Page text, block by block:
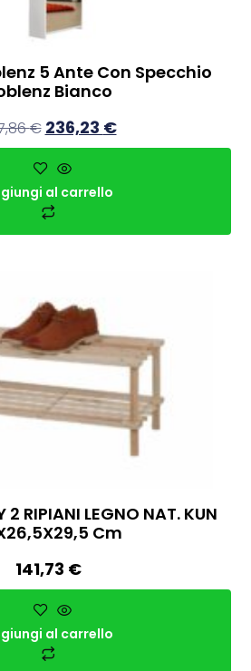
5 Ante Con Specchio
Bianco
€ 236,23 €
al carrello
2 RIPIANI LEGNO NAT. KUN
Cm
141,73 €
al carrello